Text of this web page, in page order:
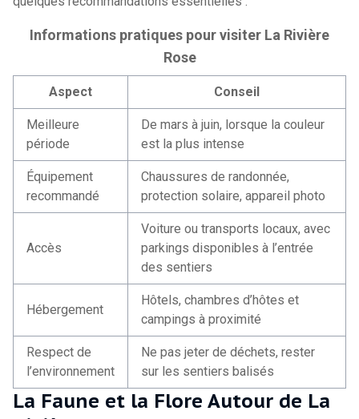
Informations pratiques pour visiter La Rivière
Rose
Aspect Conseil
Meilleure
période
De mars à juin, lorsque la couleur
est la plus intense
Équipement
recommandé
Chaussures de randonnée,
protection solaire, appareil photo
Accès
Voiture ou transports locaux, avec
parkings disponibles à l’entrée
des sentiers
Hébergement
Hôtels, chambres d’hôtes et
campings à proximité
Respect de
l’environnement
Ne pas jeter de déchets, rester
sur les sentiers balisés
La Faune et la Flore Autour de La